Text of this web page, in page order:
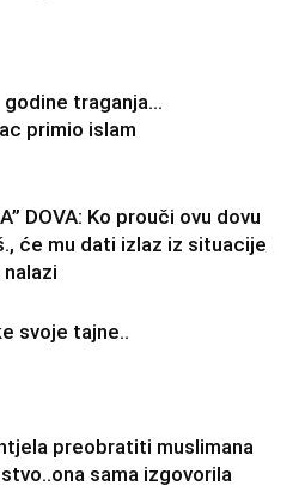
godine traganja…
primio islam
DOVA: Ko prouči ovu dovu
će mu dati izlaz iz situacije
svoje tajne..
preobratiti muslimana
sama izgovorila